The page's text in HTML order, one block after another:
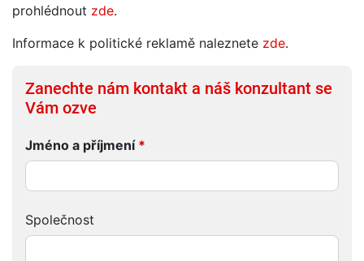
prohlédnout zde.
Informace k politické reklamě naleznete zde.
Zanechte nám kontakt a náš konzultant se
Vám ozve
Jméno a příjmení *
Společnost